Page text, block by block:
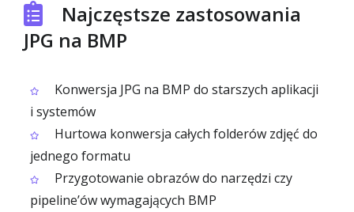
Najczęstsze zastosowania
JPG na BMP
Konwersja JPG na BMP do starszych aplikacji
i systemów
Hurtowa konwersja całych folderów zdjęć do
jednego formatu
Przygotowanie obrazów do narzędzi czy
pipeline’ów wymagających BMP